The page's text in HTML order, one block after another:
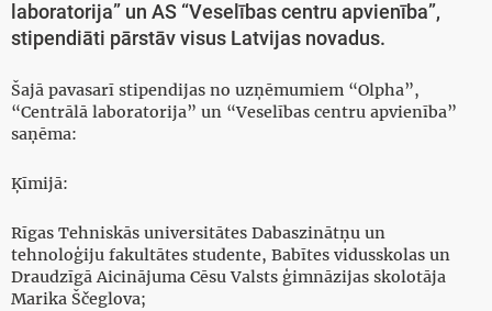
laboratorija” un AS “Veselības centru apvienība”,
stipendiāti pārstāv visus Latvijas novadus.
Šajā pavasarī stipendijas no uzņēmumiem “Olpha”,
“Centrālā laboratorija” un “Veselības centru apvienība”
saņēma:
Ķīmijā:
Rīgas Tehniskās universitātes Dabaszinātņu un
tehnoloģiju fakultātes studente, Babītes vidusskolas un
Draudzīgā Aicinājuma Cēsu Valsts ģimnāzijas skolotāja
Marika Ščeglova;